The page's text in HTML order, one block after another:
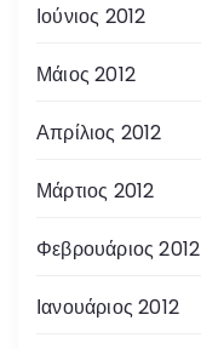
Ιούνιος 2012
Μάιος 2012
Απρίλιος 2012
Μάρτιος 2012
Φεβρουάριος 2012
Ιανουάριος 2012